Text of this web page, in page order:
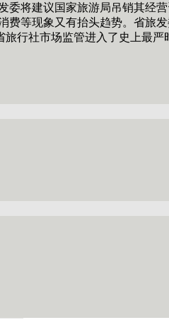
委将建议国家旅游局吊销其经
现象又有抬头趋势。省旅发
行社市场监管进入了史上最严